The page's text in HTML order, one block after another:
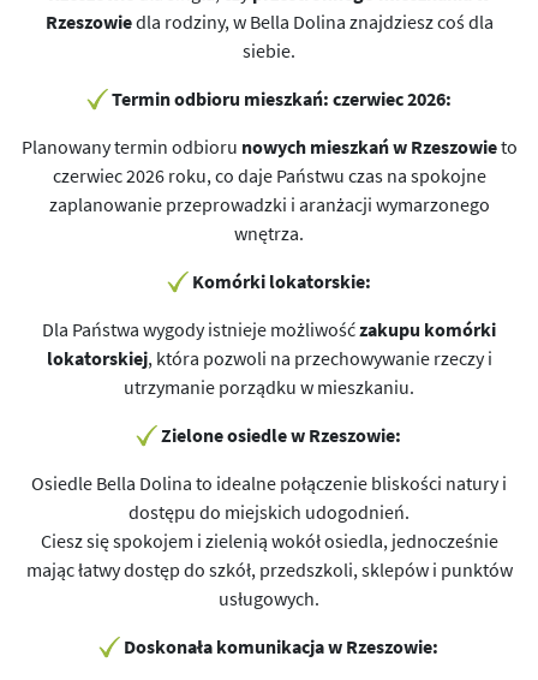
Rzeszowiedla rodziny, w Bella Dolina znajdziesz coś dla
siebie.
Termin odbioru mieszkań: czerwiec 2026:
Planowany termin odbioru nowych mieszkań w Rzeszowieto
czerwiec 2026 roku, co daje Państwu czas na spokojne
zaplanowanie przeprowadzki i aranżacji wymarzonego
wnętrza.
Komórki lokatorskie:
Dla Państwa wygody istnieje możliwośćzakupu komórki
lokatorskiej, która pozwoli na przechowywanie rzeczy i
utrzymanie porządku w mieszkaniu.
Zielone osiedle w Rzeszowie:
Osiedle Bella Dolina to idealne połączenie bliskości natury i
dostępu do miejskich udogodnień.
Ciesz się spokojem i zielenią wokół osiedla, jednocześnie
mając łatwy dostęp do szkół, przedszkoli, sklepów i punktów
usługowych.
Doskonała komunikacja w Rzeszowie: